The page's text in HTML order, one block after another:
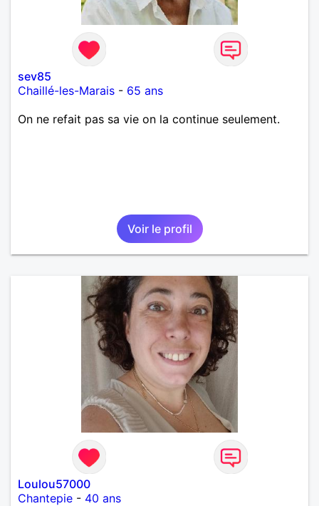
sev85
Chaillé-les-Marais - 65 ans
On ne refait pas sa vie on la continue seulement.
Voir le profil
Loulou57000
Chantepie - 40 ans